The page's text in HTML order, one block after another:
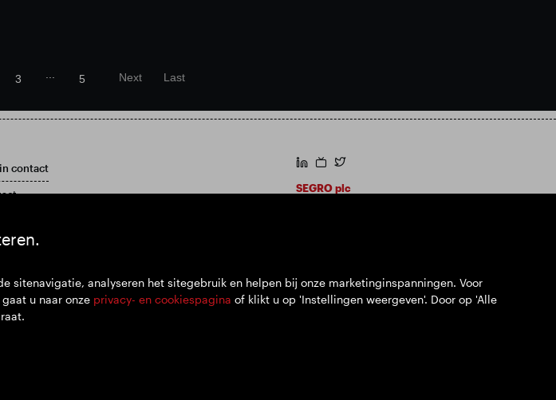
sitenavigatie, analyseren het sitegebruik en helpen bij onze marketinginspanningen. Voor
u naar onze privacy- en cookiespagina of klikt u op 'Instellingen weergeven'. Door op 'Alle
3 5 Next Last
contact https://www.linkedin.com/
https://www.youtube.com/
https://twitter.com/segroplc
SEGRO plc